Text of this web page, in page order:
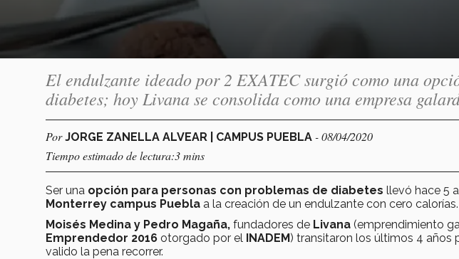
El endulzante ideado por 2 EXATEC surgió como una
diabetes; hoy Livana se consolida como una empresa
PorJORGE ZANELLA ALVEAR | CAMPUS PUEBLA - 08/04/2020
Tiempo estimado de lectura:3 mins
Ser una opción para personas con problemas de diabetes llevó hace 5
Monterrey campus Puebla a la creación de un endulzante con cero calorías.
Moisés Medina y Pedro Magaña, fundadores de Livana (emprendimiento
Emprendedor 2016 otorgado por el INADEM) transitaron los últimos 4 años
valido la pena recorrer.